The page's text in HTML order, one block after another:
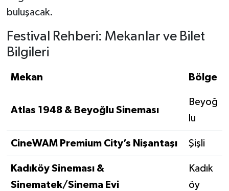
buluşacak.
Festival Rehberi: Mekanlar ve Bilet
Bilgileri
Mekan Bölge
Atlas 1948 & Beyoğlu Sineması
Beyoğ
lu
CineWAM Premium City’s Nişantaşı Şişli
Kadıköy Sineması &
Sinematek/Sinema Evi
Kadık
öy